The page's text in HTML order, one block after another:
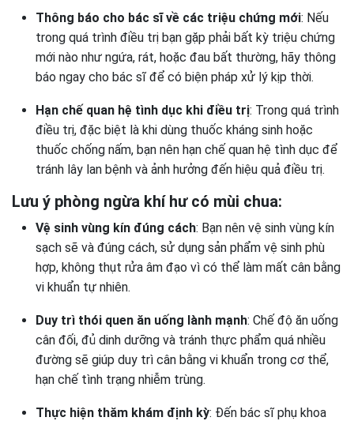
Thông báo cho bác sĩ về các triệu chứng mới: Nếu
trong quá trình điều trị bạn gặp phải bất kỳ triệu chứng
mới nào như ngứa, rát, hoặc đau bất thường, hãy thông
báo ngay cho bác sĩ để có biện pháp xử lý kịp thời.
Hạn chế quan hệ tình dục khi điều trị: Trong quá trình
điều trị, đặc biệt là khi dùng thuốc kháng sinh hoặc
thuốc chống nấm, bạn nên hạn chế quan hệ tình dục để
tránh lây lan bệnh và ảnh hưởng đến hiệu quả điều trị.
Lưu ý phòng ngừa khí hư có mùi chua:
Vệ sinh vùng kín đúng cách: Bạn nên vệ sinh vùng kín
sạch sẽ và đúng cách, sử dụng sản phẩm vệ sinh phù
hợp, không thụt rửa âm đạo vì có thể làm mất cân bằng
vi khuẩn tự nhiên.
Duy trì thói quen ăn uống lành mạnh: Chế độ ăn uống
cân đối, đủ dinh dưỡng và tránh thực phẩm quá nhiều
đường sẽ giúp duy trì cân bằng vi khuẩn trong cơ thể,
hạn chế tình trạng nhiễm trùng.
Thực hiện thăm khám định kỳ: Đến bác sĩ phụ khoa